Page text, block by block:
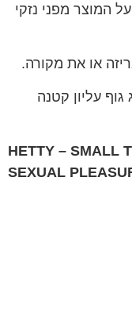
המוצר מפני נזקי
או את מקורה.
עליון קטנה
.HETTY – SMALL
SEXUAL